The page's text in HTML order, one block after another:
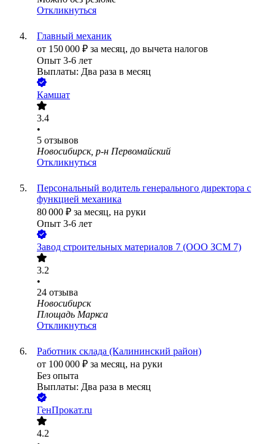
Откликнуться
Главный механик
от 150 000 ₽ за месяц, до вычета налогов
Опыт 3-6 лет
Выплаты: Два раза в месяц
Камшат
3.4
•
5 отзывов
Новосибирск, р-н Первомайский
Откликнуться
Персональный водитель генерального директора с
функцией механика
80 000 ₽ за месяц, на руки
Опыт 3-6 лет
Завод строительных материалов 7 (ООО ЗСМ 7)
3.2
•
24 отзыва
Новосибирск
Площадь Маркса
Откликнуться
Работник склада (Калининский район)
от 100 000 ₽ за месяц, на руки
Без опыта
Выплаты: Два раза в месяц
ГенПрокат.ru
4.2